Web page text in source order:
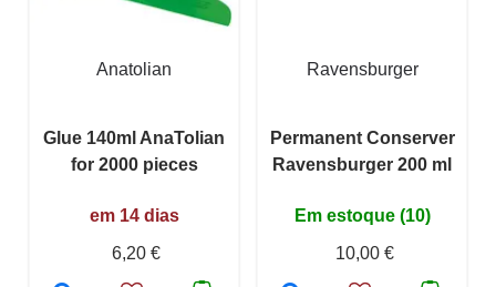
Anatolian
Glue 140ml AnaTolian
for 2000 pieces
em 14 dias
6,20 €
Ravensburger
Permanent Conserver
Ravensburger 200 ml
Em estoque (10)
10,00 €